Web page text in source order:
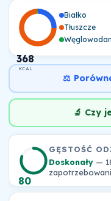
368
KCAL
Białko
Tłuszcze
⚖️
🔬 Czy
80
GĘSTOŚĆ
Doskonały—